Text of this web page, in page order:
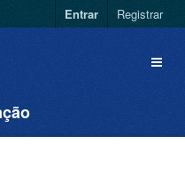
Entrar Registrar